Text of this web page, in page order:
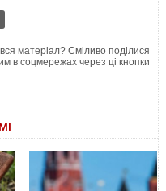
матеріал? Сміливо поділися
в соцмережах через ці кнопки